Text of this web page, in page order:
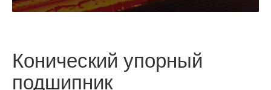
Конический упорный
подшипник